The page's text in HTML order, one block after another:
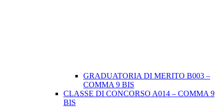
GRADUATORIA DI MERITO B003 –
COMMA 9 BIS
CLASSE DI CONCORSO A014 – COMMA 9
BIS